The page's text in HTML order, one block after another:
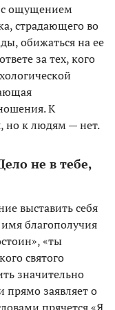
с ощущением
страдающего во
обижаться на ее
за тех, кого
К
но к людям — нет.
не в тебе,
выставить себя
благополучия
«ты
святого
значительно
прямо заявляет о